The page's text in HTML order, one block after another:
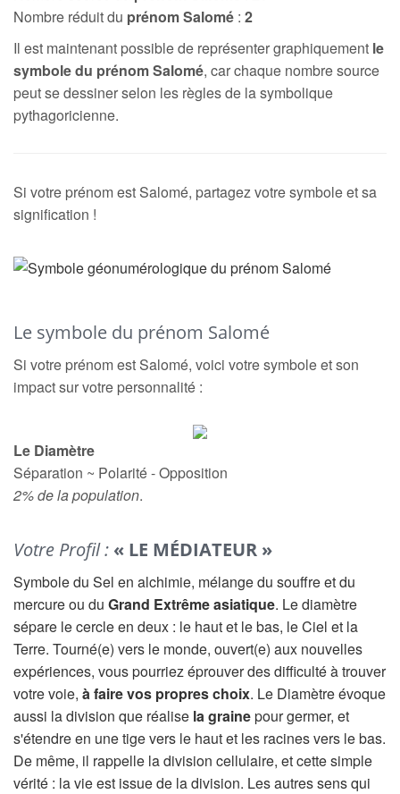
Nombre réduit du prénom Salomé : 2
Il est maintenant possible de représenter graphiquement le
symbole du prénom Salomé, car chaque nombre source
peut se dessiner selon les règles de la symbolique
pythagoricienne.
Si votre prénom est Salomé, partagez votre symbole et sa
signification !
Le symbole du prénom Salomé
Si votre prénom est Salomé, voici votre symbole et son
impact sur votre personnalité :
Le Diamètre
Séparation ~ Polarité - Opposition
2% de la population.
Votre Profil : « LE MÉDIATEUR »
Symbole du Sel en alchimie, mélange du souffre et du
mercure ou du Grand Extrême asiatique. Le diamètre
sépare le cercle en deux : le haut et le bas, le Ciel et la
Terre. Tourné(e) vers le monde, ouvert(e) aux nouvelles
expériences, vous pourriez éprouver des difficulté à trouver
votre voie, à faire vos propres choix. Le Diamètre évoque
aussi la division que réalise la grainepour germer, et
s'étendre en une tige vers le haut et les racines vers le bas.
De même, il rappelle la division cellulaire, et cette simple
vérité : la vie est issue de la division. Les autres sens qui